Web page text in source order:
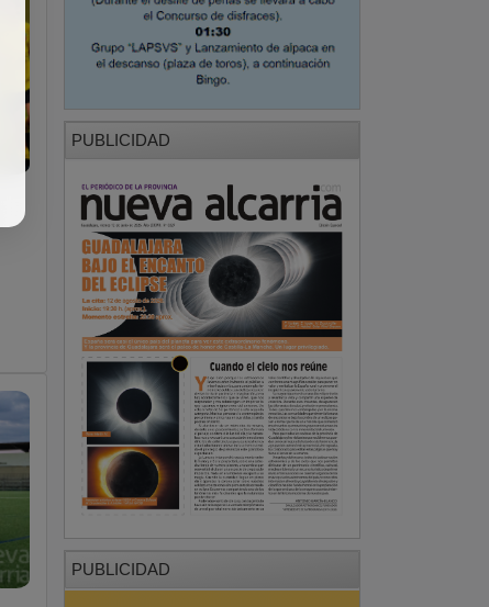
PUBLICIDAD
PUBLICIDAD